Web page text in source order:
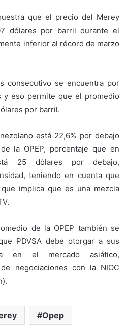
que el precio del Merey
dólares por barril durante el
inferior al récord de marzo
consecutivo se encuentra por
y eso permite que el promedio
por barril.
está 22,6% por debajo
la OPEP, porcentaje que en
25 dólares por debajo,
teniendo en cuenta que
implica que es una mezcla
de la OPEP también se
PDVSA debe otorgar a sus
en el mercado asiático,
negociaciones con la NIOC
Opep